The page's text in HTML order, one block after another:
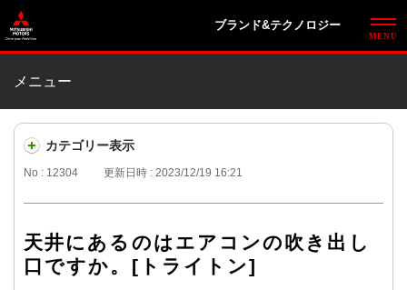
ブランド&テクノロジー
メニュー
カテゴリー表示
No : 12304 更新日時 : 2023/12/19 16:21
天井にあるのはエアコンの吹き出し
口ですか。[トライトン]